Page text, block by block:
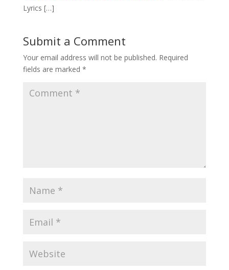
Lyrics […]
Submit a Comment
Your email address will not be published. Required
fields are marked *